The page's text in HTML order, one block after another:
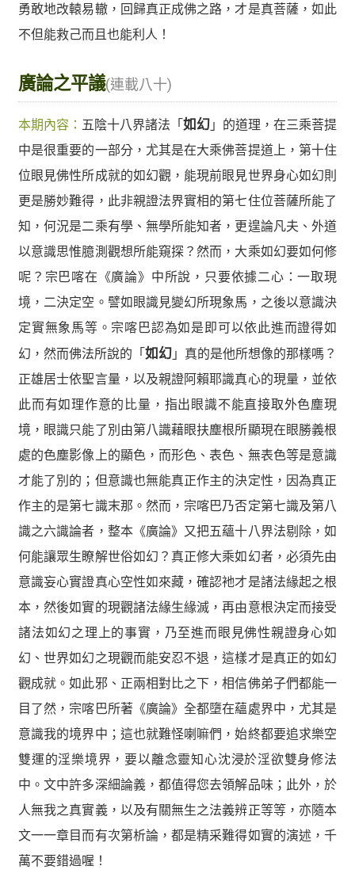
勇敢地改轅易轍，回歸真正成佛之路，才是真菩薩，如此
不但能救己而且也能利人！
廣論之平議(連載八十)
本期內容： 五陰十八界諸法「 如幻 」的道理，在三乘菩提
中是很重要的一部分，尤其是在大乘佛菩提道上，第十住
位眼見佛性所成就的如幻觀，能現前眼見世界身心如幻則
更是勝妙難得，此非親證法界實相的第七住位菩薩所能了
知，何況是二乘有學、無學所能知者，更遑論凡夫、外道
以意識思惟臆測觀想所能窺探？然而，大乘如幻要如何修
呢？宗巴喀在《廣論》中所說，只要依據二心：一取現
境，二決定空。譬如眼識見變幻所現象馬，之後以意識決
定實無象馬等。宗喀巴認為如是即可以依此進而證得如
幻，然而佛法所說的「 如幻 」真的是他所想像的那樣嗎？
正雄居士依聖言量，以及親證阿賴耶識真心的現量，並依
此而有如理作意的比量，指出眼識不能直接取外色塵現
境，眼識只能了別由第八識藉眼扶塵根所顯現在眼勝義根
處的色塵影像上的顯色，而形色、表色、無表色等是意識
才能了別的；但意識也無能真正作主的決定性，因為真正
作主的是第七識末那。然而，宗喀巴乃否定第七識及第八
識之六識論者，整本《廣論》又把五蘊十八界法剔除，如
何能讓眾生瞭解世俗如幻？真正修大乘如幻者，必須先由
意識妄心實證真心空性如來藏，確認衪才是諸法緣起之根
本，然後如實的現觀諸法緣生緣滅，再由意根決定而接受
諸法如幻之理上的事實，乃至進而眼見佛性親證身心如
幻、世界如幻之現觀而能安忍不退，這樣才是真正的如幻
觀成就。如此邪、正兩相對比之下，相信佛弟子們都能一
目了然，宗喀巴所著《廣論》全都墮在蘊處界中，尤其是
意識我的境界中；這也就難怪喇嘛們，始終都要追求樂空
雙運的淫樂境界，要以離念靈知心沈浸於淫欲雙身修法
中。文中許多深細論義，都值得您去領解品味；此外，於
人無我之真實義，以及有關無生之法義辨正等等，亦隨本
文一一章目而有次第析論，都是精采難得如實的演述，千
萬不要錯過喔！